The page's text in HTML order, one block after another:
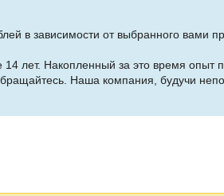
в зависимости от выбранного вами
лет. Накопленный за это время опыт
Наша компания, будучи